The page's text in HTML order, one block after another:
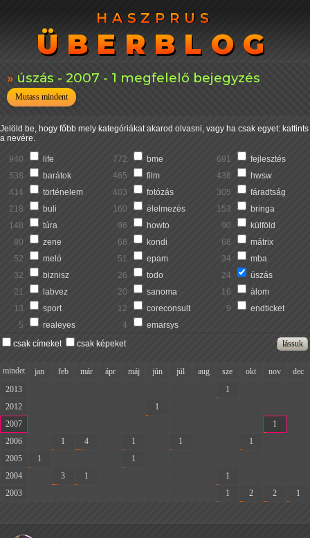
HASZPRUS
ÜBERBLOG
HASZPRUS
ÜBERBLOG
úszás - 2007 - 1 megfelelő bejegyzés
Mutass mindent
Jelöld be, hogy főbb mely kategóriákat akarod olvasni, vagy ha csak egyet: kattints
a nevére.
940 life 772 bme 691
fejlesztés
538
barátok 465 film 436
hwsw
414
történelem 403 fotózás 305
fáradtság
218
buli 160 élelmezés 153
bringa
148
túra 96 howto 90
külföld
90
zene 68 kondi 68
mátrix
52
meló 51 epam 34
mba
32
biznisz 26 todo 24
úszás
21
labvez 20 sanoma 16
álom
13
sport 12 coreconsult 9
endticket
5
realeyes 4
emarsys
csak címeket
csak képeket
mindet jan feb már ápr máj jún júl aug sze okt nov
dec
2013
1
2012
1
2007
1
2006
1 4 1 1 1
2005
1 1
2004
3 1 1
2003
1 2 2 1